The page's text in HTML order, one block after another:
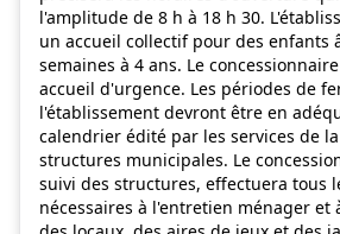
l'amplitude de 8 h à 18 h 30.
un accueil collectif pour des enfants
semaines à 4 ans. Le
accueil d'urgence. Les périodes de
l'établissement devront être en
calendrier édité par les services de
structures municipales. Le
suivi des structures, effectuera tous
nécessaires à l'entretien ménager et